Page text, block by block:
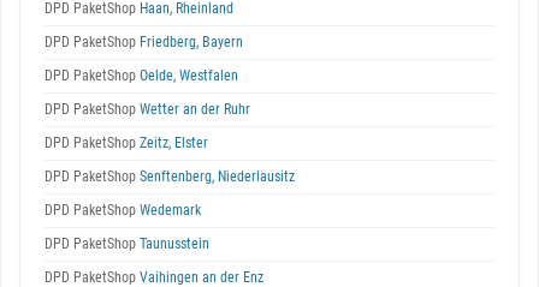
DPD PaketShop Haan, Rheinland
DPD PaketShop Friedberg, Bayern
DPD PaketShop Oelde, Westfalen
DPD PaketShop Wetter an der Ruhr
DPD PaketShop Zeitz, Elster
DPD PaketShop Senftenberg, Niederlausitz
DPD PaketShop Wedemark
DPD PaketShop Taunusstein
DPD PaketShop Vaihingen an der Enz